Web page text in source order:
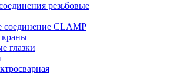
резьбовые
соединение CLAMP
глазки